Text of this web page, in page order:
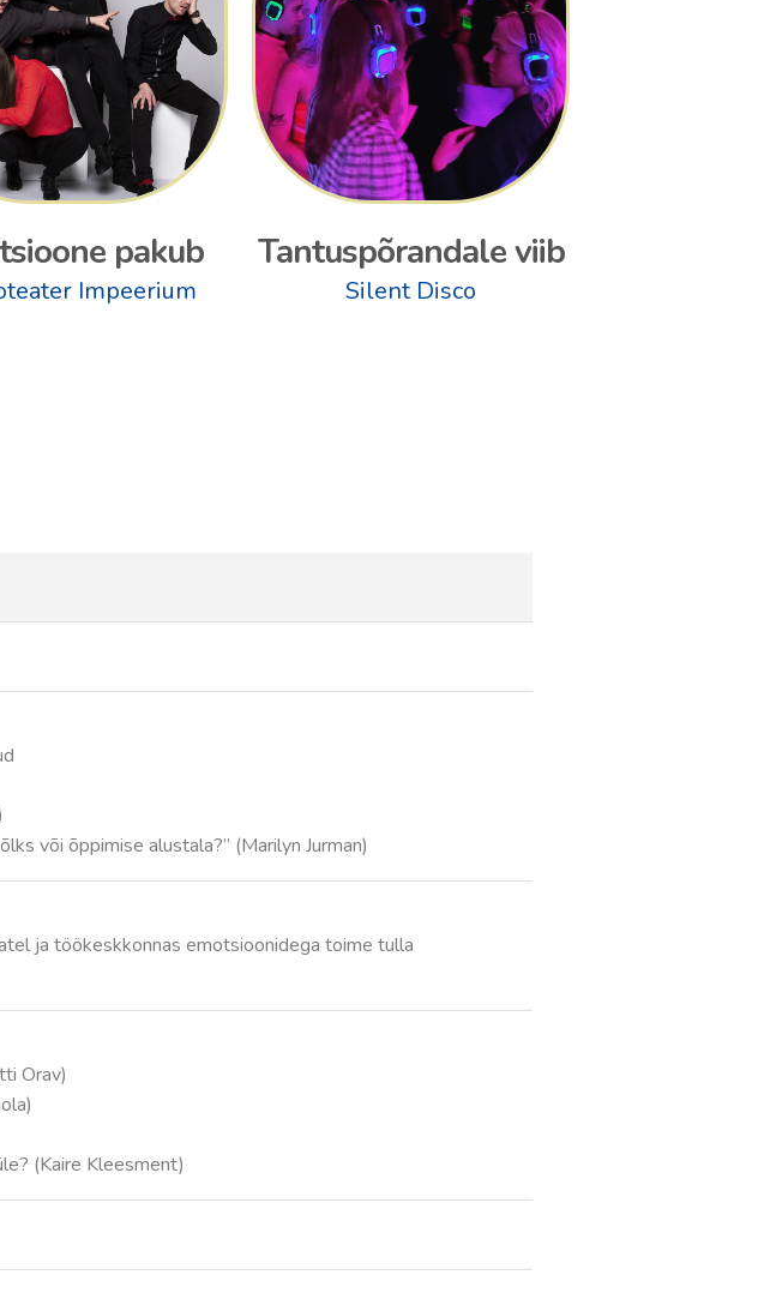
pakub
Impeerium
Tantuspõrandale viib
Silent Disco
või õppimise alustala?” (Marilyn Jurman)
ja töökeskkonnas emotsioonidega toime tulla
Orav)
(Kaire Kleesment)